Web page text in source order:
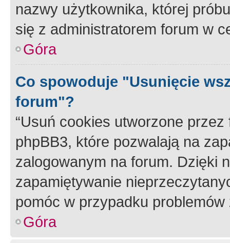
nazwy użytkownika, której
się z administratorem forum w
Góra
Co spowoduje "Usunięcie
forum"?
“Usuń cookies utworzone
phpBB3, które pozwalają na
zalogowanym na forum. Dzięki
zapamiętywanie
pomóc w przypadku
Góra